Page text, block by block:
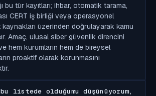
bu tür kayıtları; ihbar, otomatik tarama,
CERT iş birliği veya operasyonel
üzerinden doğrulayarak kamu
Amaç, ulusal siber güvenlik direncini
hem kurumların hem de bireysel
proaktif olarak korunmasını
listede olduğumu düşünüyorum,